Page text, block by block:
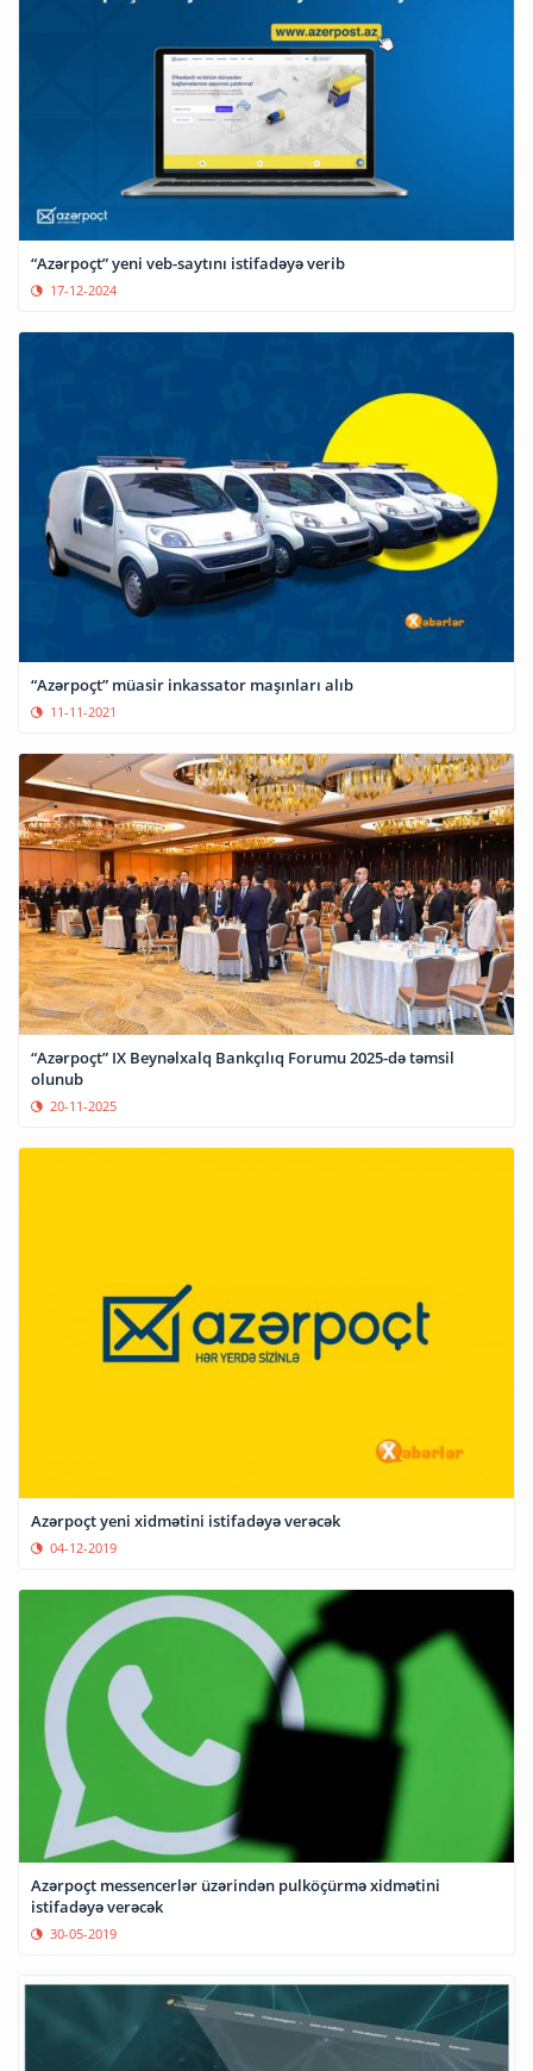
“Azərpoçt” yeni veb-saytını istifadəyə verib
17-12-2024
“Azərpoçt” müasir inkassator maşınları alıb
11-11-2021
“Azərpoçt” IX Beynəlxalq Bankçılıq Forumu 2025-də təmsil
olunub
20-11-2025
Azərpoçt yeni xidmətini istifadəyə verəcək
04-12-2019
Azərpoçt messencerlər üzərindən pulköçürmə xidmətini
istifadəyə verəcək
30-05-2019